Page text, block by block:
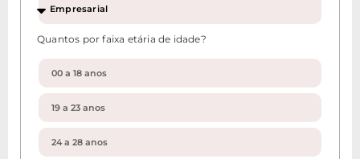
Quantos por faixa etária de idade?